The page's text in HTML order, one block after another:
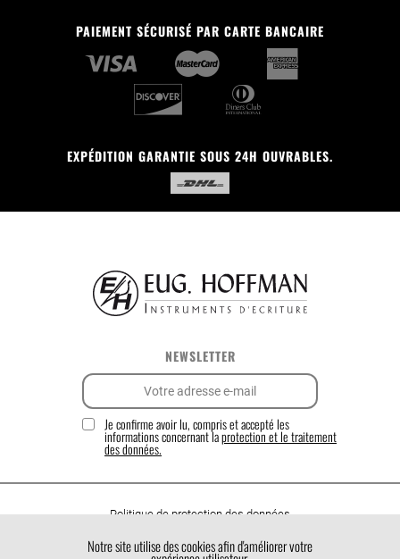
PAIEMENT SÉCURISÉ PAR CARTE BANCAIRE
EXPÉDITION GARANTIE SOUS 24H OUVRABLES.
NEWSLETTER
Je confirme avoir lu, compris et accepté les
informations concernant laprotection et le traitement
des données.
Politique de protection des données
Politique de cookies
Notre site utilise des cookies afin d'améliorer votre